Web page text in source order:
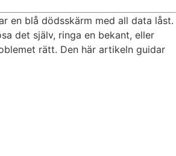
en blå dödsskärm med all data låst.
det själv, ringa en bekant, eller
rätt. Den här artikeln guidar